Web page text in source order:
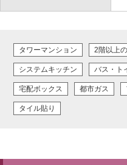
タワーマンション 2階以上
システムキッチン バス・ト
宅配ボックス 都市ガス
タイル貼り